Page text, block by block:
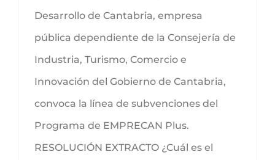
Desarrollo de Cantabria, empresa
pública dependiente de la Consejería de
Industria, Turismo, Comercio e
Innovación del Gobierno de Cantabria,
convoca la línea de subvenciones del
Programa de EMPRECAN Plus.
RESOLUCIÓN EXTRACTO ¿Cuál es el